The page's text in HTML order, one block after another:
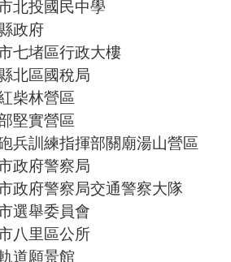
北投國民中學
政府
七堵區行政大樓
北區國稅局
柴林營區
堅實營區
兵訓練指揮部關廟湯山營區
政府警察局
政府警察局交通警察大隊
選舉委員會
八里區公所
道願景館